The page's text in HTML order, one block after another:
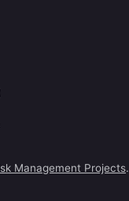
Management Projects.